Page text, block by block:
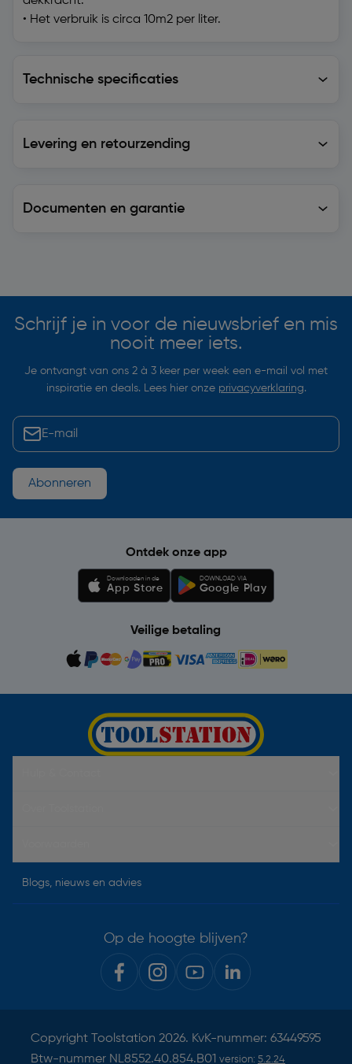
• Het verbruik is circa 10m2 per liter.
Technische specificaties
Levering en retourzending
Documenten en garantie
Schrijf je in voor de nieuwsbrief en mis
nooit meer iets.
Je ontvangt van ons 2 à 3 keer per week een e-mail vol met
inspiratie en deals. Lees hier onze privacyverklaring.
Abonneren
Ontdek onze app
Downloaden in de
App Store
DOWNLOAD VIA
Google Play
Veilige betaling
Blogs, nieuws en advies
Op de hoogte blijven?
Copyright Toolstation 2026. KvK-nummer: 63449595
Btw-nummer NL8552.40.854.B01 version: 5.2.24